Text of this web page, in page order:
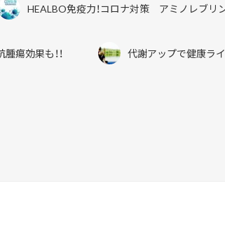
HEALBO免疫力！コロナ対策 アミノレブリ
瘍効果も！！ 代謝アップで健康ラ